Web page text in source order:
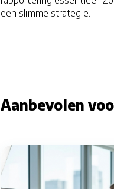
een slimme strategie.
Aanbevolen